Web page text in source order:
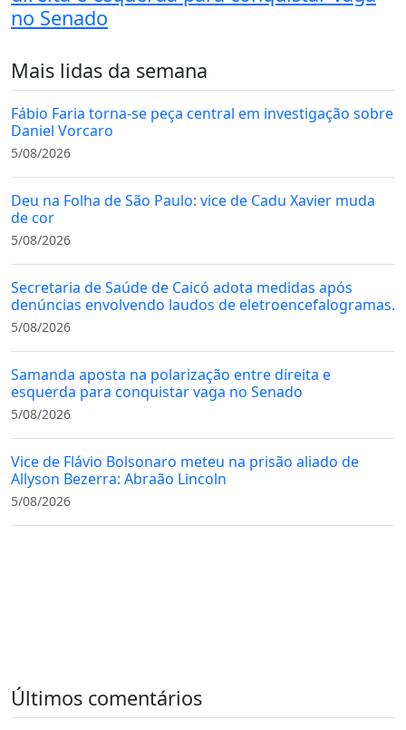
no Senado
Mais lidas da semana
Fábio Faria torna-se peça central em investigação sobre
Daniel Vorcaro
5/08/2026
Deu na Folha de São Paulo: vice de Cadu Xavier muda
de cor
5/08/2026
Secretaria de Saúde de Caicó adota medidas após
denúncias envolvendo laudos de eletroencefalogramas.
5/08/2026
Samanda aposta na polarização entre direita e
esquerda para conquistar vaga no Senado
5/08/2026
Vice de Flávio Bolsonaro meteu na prisão aliado de
Allyson Bezerra: Abraão Lincoln
5/08/2026
Últimos comentários